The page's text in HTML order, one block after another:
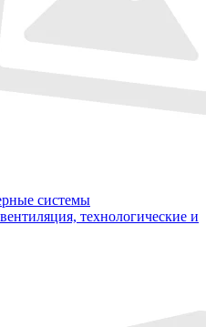
системы
технологические и